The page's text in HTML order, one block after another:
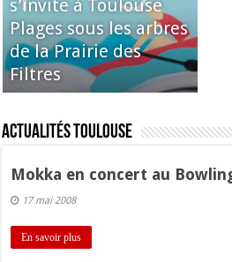
s’invite à Toulouse
Plages sous les arbres
de la Prairie des
Filtres
Actualités Toulouse
Mokka en concert au
17 mai 2008
En savoir plus